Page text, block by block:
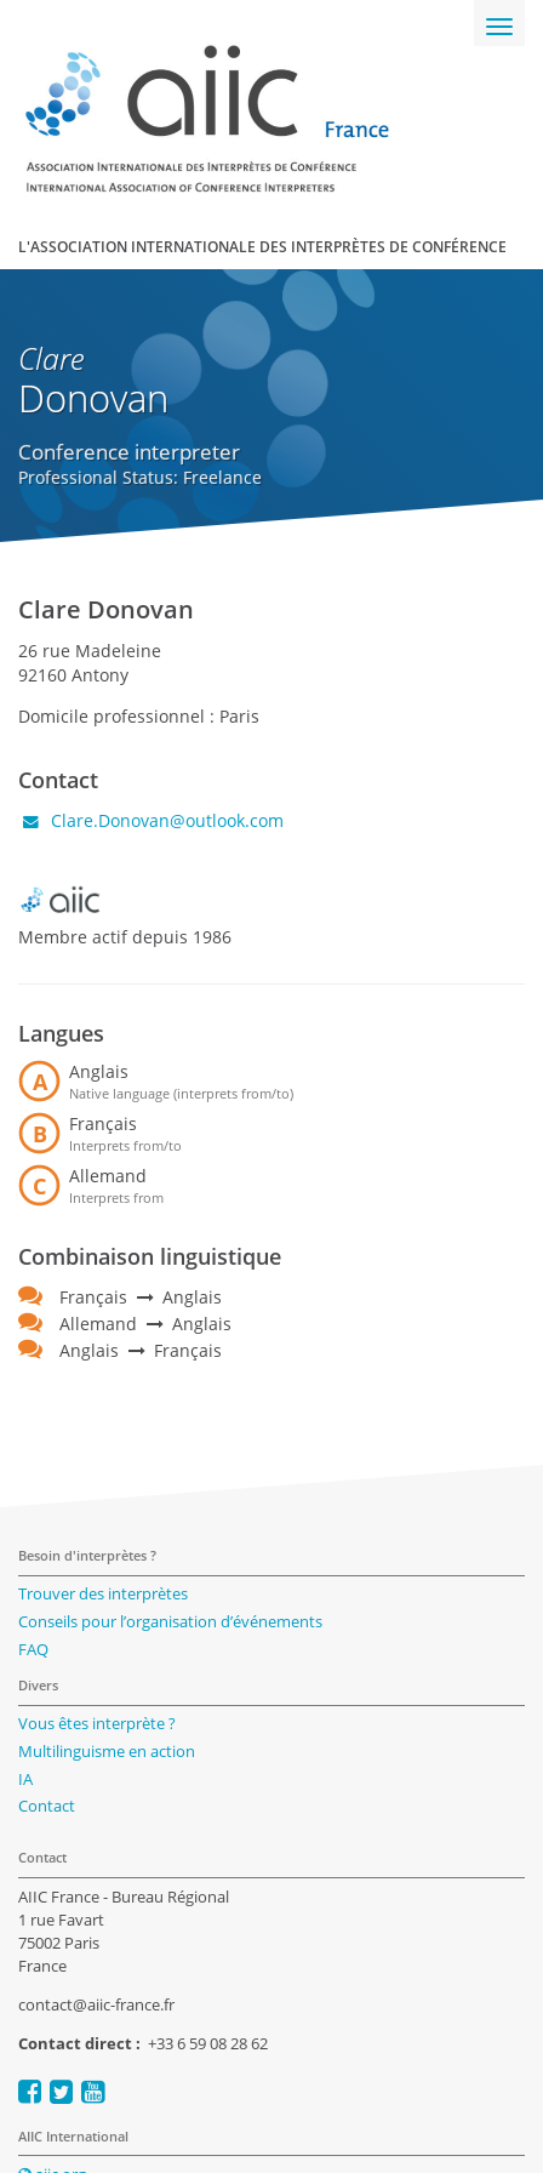
L'ASSOCIATION INTERNATIONALE DES INTERPRÈTES DE CONFÉRENCE
Clare
Donovan
Conference interpreter
Professional Status: Freelance
Clare Donovan
26 rue Madeleine
92160 Antony
Domicile professionnel : Paris
Contact
Clare.Donovan@outlook.com
Membre actifdepuis 1986
Langues
A Anglais
Native language (interprets from/to)
B Français
Interprets from/to
C Allemand
Interprets from
Combinaison linguistique
Français
Anglais
Allemand
Anglais
Anglais
Français
Besoin d'interprètes ?
Trouver des interprètes
Conseils pour l’organisation d’événements
FAQ
Divers
Vous êtes interprète ?
Multilinguisme en action
IA
Contact
Contact
AIIC France - Bureau Régional
1 rue Favart
75002 Paris
France
contact@aiic-france.fr
Contact direct : +33 6 59 08 28 62
AIIC International